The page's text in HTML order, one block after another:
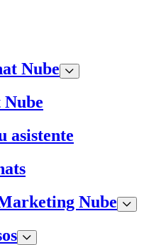
Nube
asistente
Nube